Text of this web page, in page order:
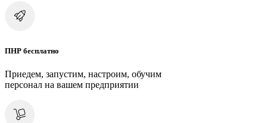
ПНР бесплатно
Приедем, запустим, настроим, обучим
персонал на вашем предприятии